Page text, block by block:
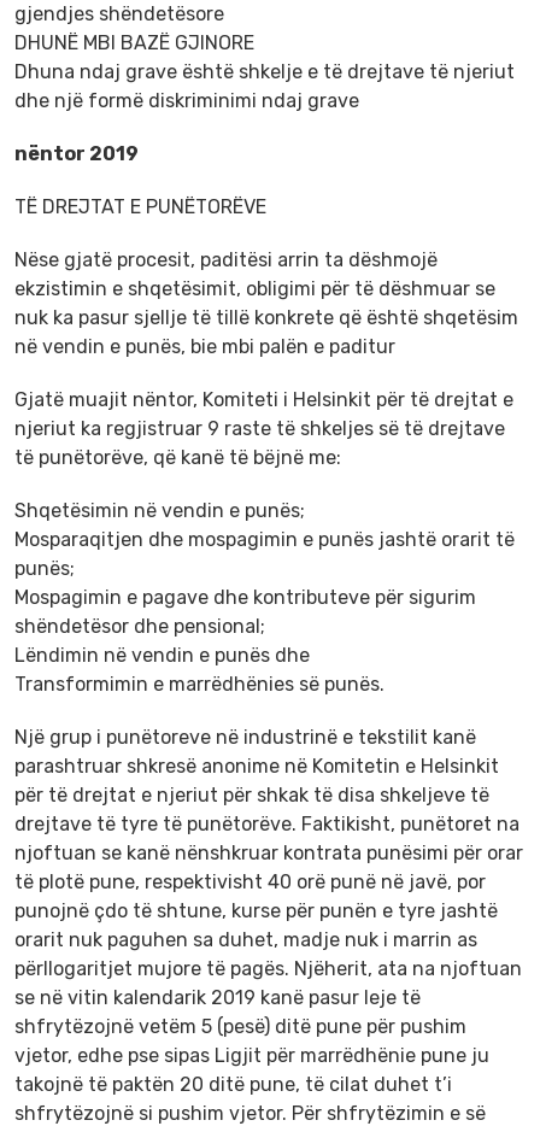
gjendjes shëndetësore
DHUNË MBI BAZË GJINORE
Dhuna ndaj grave është shkelje e të drejtave të njeriut
dhe një formë diskriminimi ndaj grave
nëntor 2019
TË DREJTAT E PUNËTORËVE
Nëse gjatë procesit, paditësi arrin ta dëshmojë
ekzistimin e shqetësimit, obligimi për të dëshmuar se
nuk ka pasur sjellje të tillë konkrete që është shqetësim
në vendin e punës, bie mbi palën e paditur
Gjatë muajit nëntor, Komiteti i Helsinkit për të drejtat e
njeriut ka regjistruar 9 raste të shkeljes së të drejtave
të punëtorëve, që kanë të bëjnë me:
Shqetësimin në vendin e punës;
Mosparaqitjen dhe mospagimin e punës jashtë orarit të
punës;
Mospagimin e pagave dhe kontributeve për sigurim
shëndetësor dhe pensional;
Lëndimin në vendin e punës dhe
Transformimin e marrëdhënies së punës.
Një grup i punëtoreve në industrinë e tekstilit kanë
parashtruar shkresë anonime në Komitetin e Helsinkit
për të drejtat e njeriut për shkak të disa shkeljeve të
drejtave të tyre të punëtorëve. Faktikisht, punëtoret na
njoftuan se kanë nënshkruar kontrata punësimi për orar
të plotë pune, respektivisht 40 orë punë në javë, por
punojnë çdo të shtune, kurse për punën e tyre jashtë
orarit nuk paguhen sa duhet, madje nuk i marrin as
përllogaritjet mujore të pagës. Njëherit, ata na njoftuan
se në vitin kalendarik 2019 kanë pasur leje të
shfrytëzojnë vetëm 5 (pesë) ditë pune për pushim
vjetor, edhe pse sipas Ligjit për marrëdhënie pune ju
takojnë të paktën 20 ditë pune, të cilat duhet t’i
shfrytëzojnë si pushim vjetor. Për shfrytëzimin e së